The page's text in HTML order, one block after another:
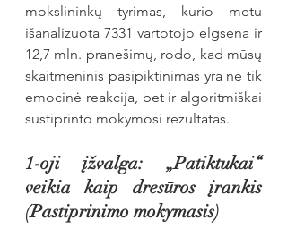
mokslininkų tyrimas, kurio metu
išanalizuota 7331 vartotojo elgsena ir
12,7 mln. pranešimų, rodo, kad mūsų
skaitmeninis pasipiktinimas yra ne tik
emocinė reakcija, bet ir algoritmiškai
sustiprinto mokymosi rezultatas.
1-oji įžvalga: „Patiktukai“
veikia kaip dresūros įrankis
(Pastiprinimo mokymasis)